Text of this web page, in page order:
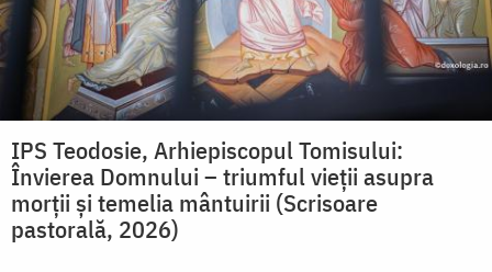
IPS Teodosie, Arhiepiscopul Tomisului:
Învierea Domnului – triumful vieții asupra
morții și temelia mântuirii (Scrisoare
pastorală, 2026)